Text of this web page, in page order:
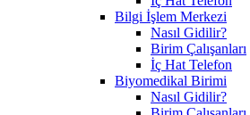
Bilgi İşlem Merkezi
Nasıl Gidilir?
Birim Çalışanları
İç Hat Telefon
Biyomedikal Birimi
Nasıl Gidilir?